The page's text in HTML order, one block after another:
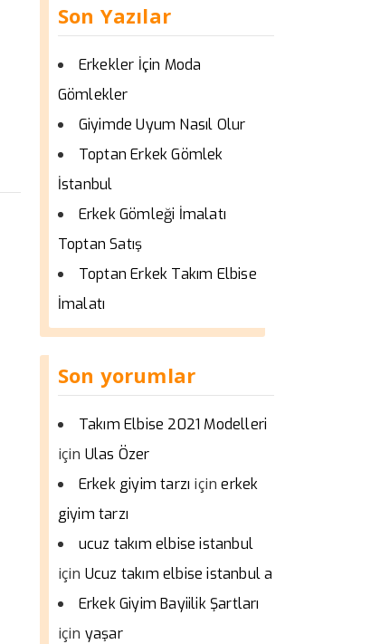
Son Yazılar
Erkekler İçin Moda
Gömlekler
Giyimde Uyum Nasıl Olur
Toptan Erkek Gömlek
İstanbul
Erkek Gömleği İmalatı
Toptan Satış
Toptan Erkek Takım Elbise
İmalatı
Son yorumlar
Takım Elbise 2021 Modelleri
için Ulas Özer
Erkek giyim tarzı içinerkek
giyim tarzı
ucuz takım elbise istanbul
için Ucuz takım elbise istanbul a
Erkek Giyim Bayiilik Şartları
için yaşar